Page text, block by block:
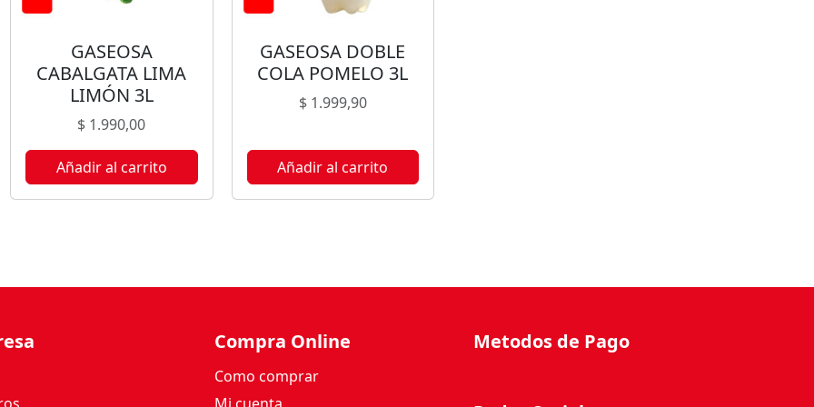
GASEOSA
CABALGATA LIMA
LIMÓN 3L
$ 1.990,00
Añadir al carrito
GASEOSA DOBLE
COLA POMELO 3L
$1.999,90
Añadir al carrito
Compra Online
Como comprar
Metodos de Pago